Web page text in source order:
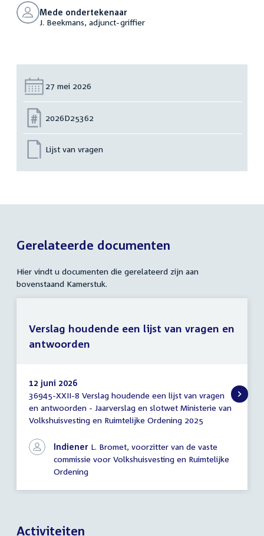
Mede ondertekenaar
J. Beekmans, adjunct-griffier
Datum:
27 mei 2026
Nummer:
2026D25362
Lijst van vragen
Gerelateerde documenten
Hier vindt u documenten die gerelateerd zijn aan
bovenstaand Kamerstuk.
Verslag
houdende
een
van
vragen
antwoorden
12 juni 2026
36945-XXII-8 Verslag houdende een lijst van vragen
en antwoorden - Jaarverslag en slotwet Ministerie van
Volkshuisvesting en Ruimtelijke Ordening 2025
Indiener L. Bromet, voorzitter van de vaste
commissie voor Volkshuisvesting en Ruimtelijke
Ordening
Verslag houdende een lijst van vragen en
antwoorden
Activiteiten